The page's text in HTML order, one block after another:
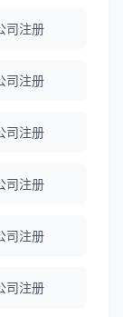
常专
推
司注册
司注册
司注册
司注册
司注册
司注册